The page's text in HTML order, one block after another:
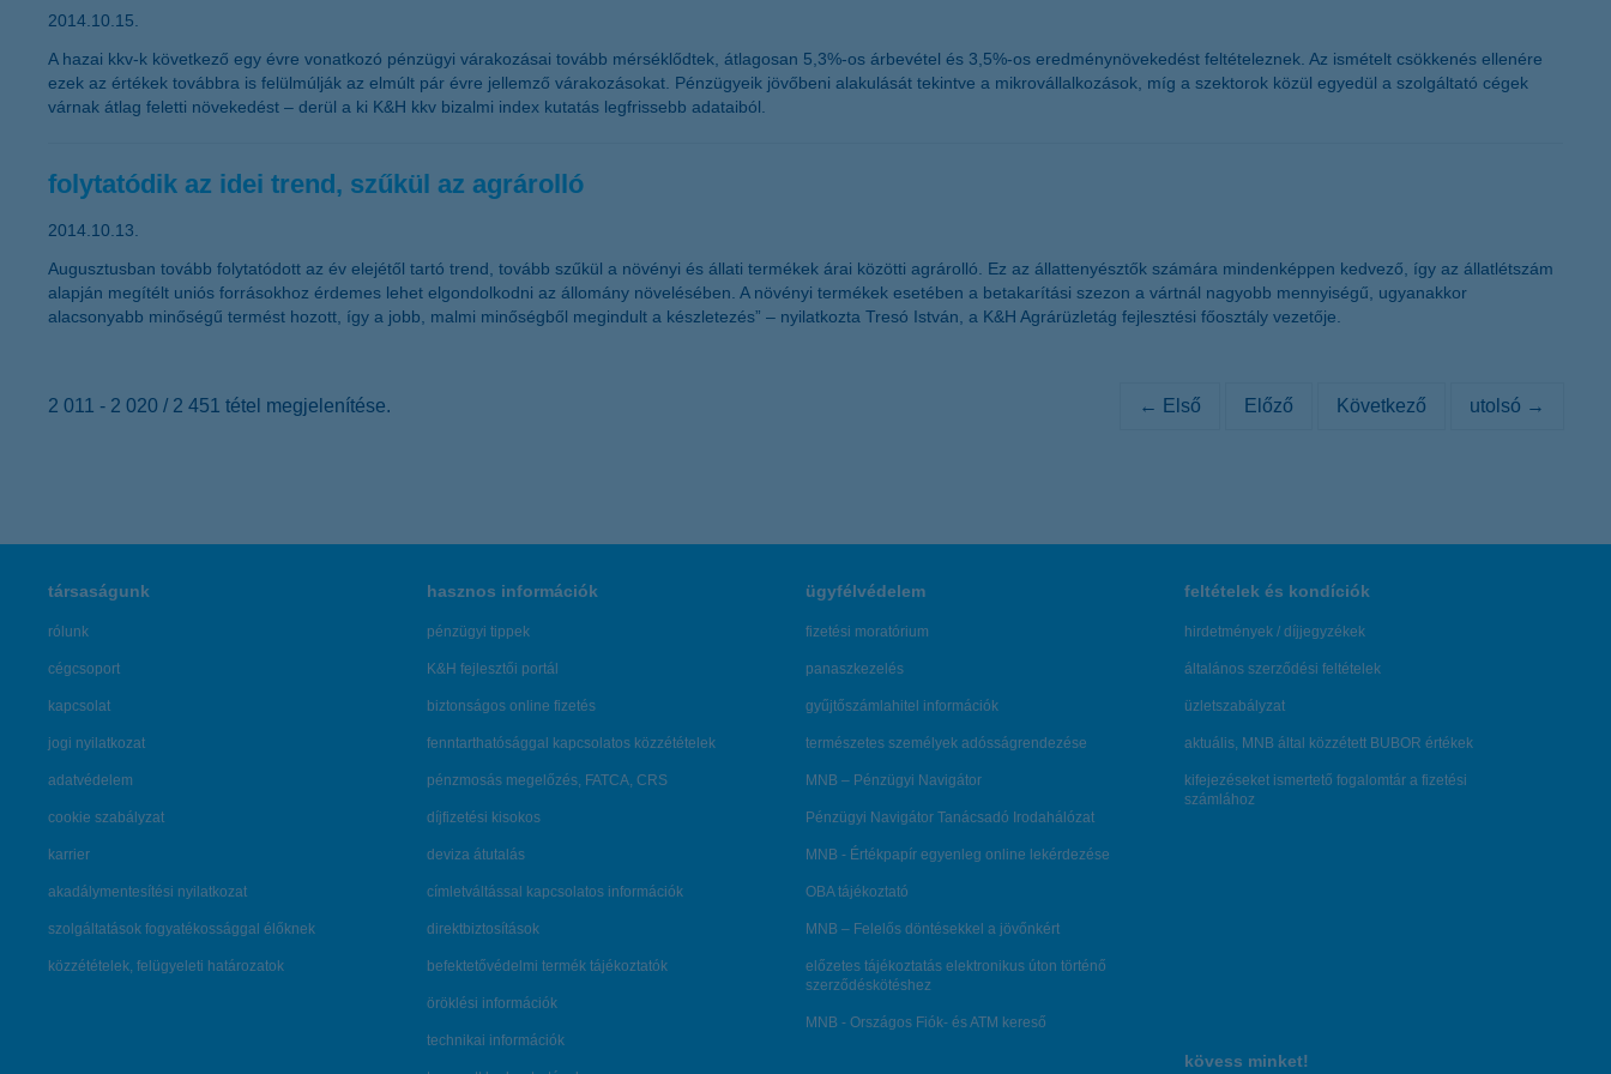
2014.10.15.
A hazai kkv-k következő egy évre vonatkozó pénzügyi várakozásai tovább mérséklődtek, átlagosan 5,3%-os árbevétel és 3,5%-os eredménynövekedést feltételeznek. Az ismételt csökkenés ellenére
ezek az értékek továbbra is felülmúlják az elmúlt pár évre jellemző várakozásokat. Pénzügyeik jövőbeni alakulását tekintve a mikrovállalkozások, míg a szektorok közül egyedül a szolgáltató cégek
várnak átlag feletti növekedést – derül a ki K&H kkv bizalmi index kutatás legfrissebb adataiból.
folytatódik az idei trend, szűkül az agrárolló
2014.10.13.
Augusztusban tovább folytatódott az év elejétől tartó trend, tovább szűkül a növényi és állati termékek árai közötti agrárolló. Ez az állattenyésztők számára mindenképpen kedvező, így az állatlétszám
alapján megítélt uniós forrásokhoz érdemes lehet elgondolkodni az állomány növelésében. A növényi termékek esetében a betakarítási szezon a vártnál nagyobb mennyiségű, ugyanakkor
alacsonyabb minőségű termést hozott, így a jobb, malmi minőségből megindult a készletezés” – nyilatkozta Tresó István, a K&H Agrárüzletág fejlesztési főosztály vezetője.
2 011 - 2 020 / 2 451 tétel megjelenítése. ← Első Előző Következő utolsó →
társaságunk
rólunk
cégcsoport
kapcsolat
jogi nyilatkozat
adatvédelem
cookie szabályzat
karrier
akadálymentesítési nyilatkozat
szolgáltatások fogyatékossággal élőknek
közzétételek, felügyeleti határozatok
hasznos információk
pénzügyi tippek
K&H fejlesztői portál
biztonságos online fizetés
fenntarthatósággal kapcsolatos közzétételek
pénzmosás megelőzés, FATCA, CRS
díjfizetési kisokos
deviza átutalás
címletváltással kapcsolatos információk
direktbiztosítások
befektetővédelmi termék tájékoztatók
öröklési információk
technikai információk
ügyfélvédelem
fizetési moratórium
panaszkezelés
gyűjtőszámlahitel információk
természetes személyek adósságrendezése
MNB – Pénzügyi Navigátor
Pénzügyi Navigátor Tanácsadó Irodahálózat
MNB - Értékpapír egyenleg online lekérdezése
OBA tájékoztató
MNB – Felelős döntésekkel a jövőnkért
előzetes tájékoztatás elektronikus úton történő
szerződéskötéshez
MNB - Országos Fiók- és ATM kereső
feltételek és kondíciók
hirdetmények / díjjegyzékek
általános szerződési feltételek
üzletszabályzat
aktuális, MNB által közzétett BUBOR értékek
kifejezéseket ismertető fogalomtár a fizetési
számlához
kövess minket!